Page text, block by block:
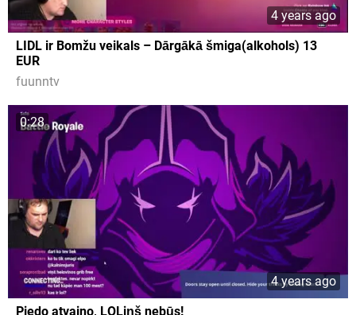
4 years ago
LIDL ir Bomžu veikals – Dārgākā šmiga(alkohols) 13
EUR
fuunntv
0:28
4 years ago
Piedo atvaino, LOLiņš nebūs!